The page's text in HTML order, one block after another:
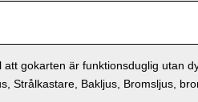
gokarten är funktionsduglig utan
Strålkastare, Bakljus, Bromsljus,